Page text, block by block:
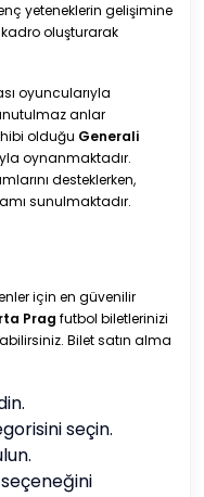
yeteneklerin gelişimine
oluşturarak
oyuncularıyla
anlar
olduğu Generali
oynanmaktadır.
desteklerken,
sunulmaktadır.
için en güvenilir
Prag futbol biletlerinizi
Bilet satın alma
seçin.